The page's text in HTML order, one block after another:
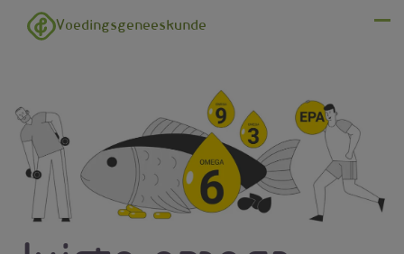
Overslaan en naar de inhoud gaan
Voedingsgeneeskunde